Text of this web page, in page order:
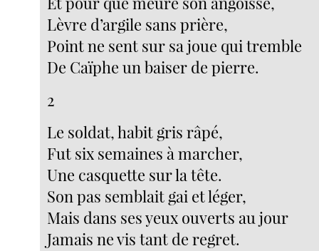
Lèvre d’argile sans prière,
Point ne sent sur sa joue qui tremble
De Caïphe un baiser de pierre.
2
Le soldat, habit gris râpé,
Fut six semaines à marcher,
Une casquette sur la tête.
Son pas semblait gai et léger,
Mais dans ses yeux ouverts au jour
Jamais ne vis tant de regret.